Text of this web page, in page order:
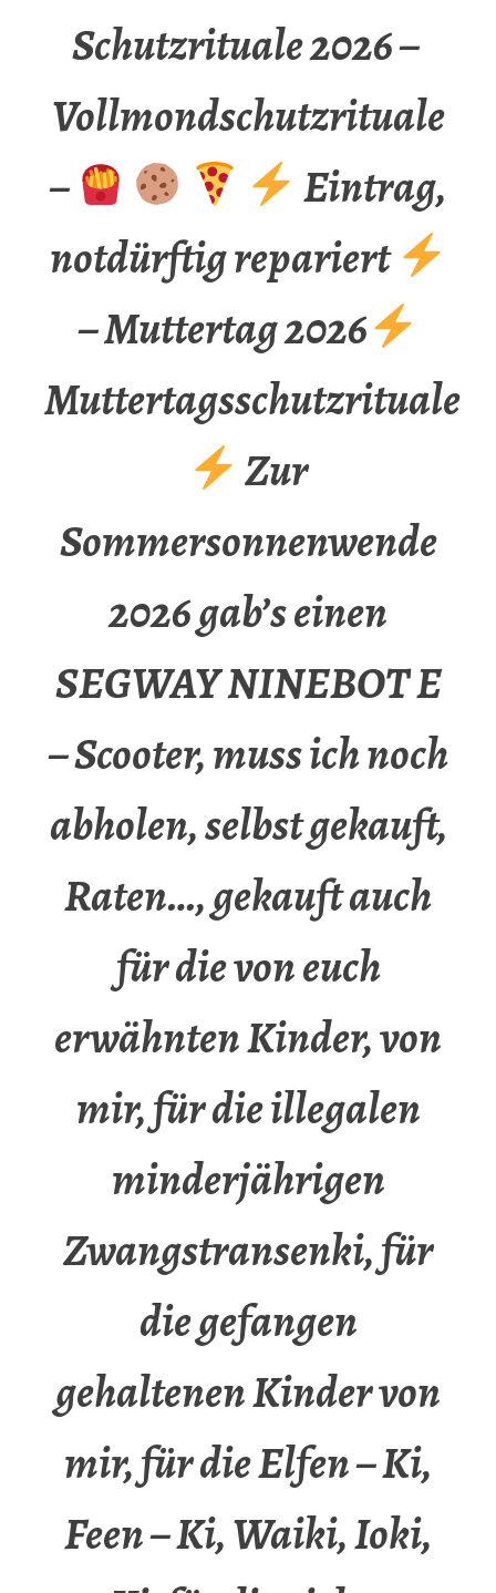
Schutzrituale 2026 –
Vollmondschutzrituale
–
Eintrag,
notdürftig repariert
– Muttertag 2026
Muttertagsschutzrituale
Zur
Sommersonnenwende
2026 gab’s einen
SEGWAY NINEBOT E
– Scooter, muss ich noch
abholen, selbst gekauft,
Raten…, gekauft auch
für die von euch
erwähnten Kinder, von
mir, für die illegalen
minderjährigen
Zwangstransenki, für
die gefangen
gehaltenen Kinder von
mir, für die Elfen – Ki,
Feen – Ki, Waiki, Ioki,